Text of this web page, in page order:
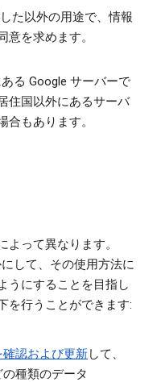
た以外の用途で、情報
意を求めます。
る Google サーバーで
住国以外にあるサーバ
もあります。
って異なります。
して、その使用方法に
うにすることを目指し
を行うことができます:
認および更新して、
種類のデータ